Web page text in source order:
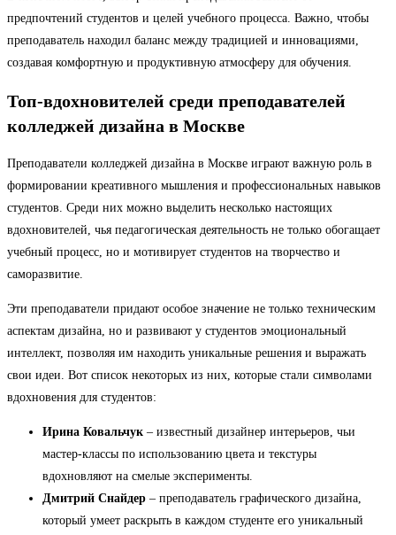
предпочтений студентов и целей учебного процесса. Важно, чтобы
преподаватель находил баланс между традицией и инновациями,
создавая комфортную и продуктивную атмосферу для обучения.
Топ-вдохновителей среди преподавателей
колледжей дизайна в Москве
Преподаватели колледжей дизайна в Москве играют важную роль в
формировании креативного мышления и профессиональных навыков
студентов. Среди них можно выделить несколько настоящих
вдохновителей, чья педагогическая деятельность не только обогащает
учебный процесс, но и мотивирует студентов на творчество и
саморазвитие.
Эти преподаватели придают особое значение не только техническим
аспектам дизайна, но и развивают у студентов эмоциональный
интеллект, позволяя им находить уникальные решения и выражать
свои идеи. Вот список некоторых из них, которые стали символами
вдохновения для студентов:
Ирина Ковальчук – известный дизайнер интерьеров, чьи
мастер-классы по использованию цвета и текстуры
вдохновляют на смелые эксперименты.
Дмитрий Снайдер – преподаватель графического дизайна,
который умеет раскрыть в каждом студенте его уникальный